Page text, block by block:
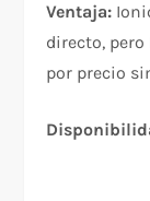
Ventaja:
directo,
por precio